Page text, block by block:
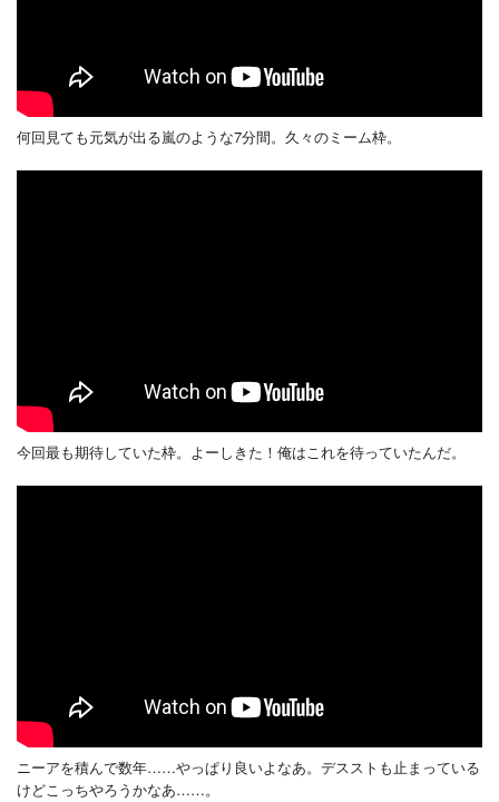
何回見ても元気が出る嵐のような7分間。久々のミーム枠。
今回最も期待していた枠。よーしきた！俺はこれを待っていたんだ。
ニーアを積んで数年……やっぱり良いよなあ。デスストも止まっている
けどこっちやろうかなあ……。